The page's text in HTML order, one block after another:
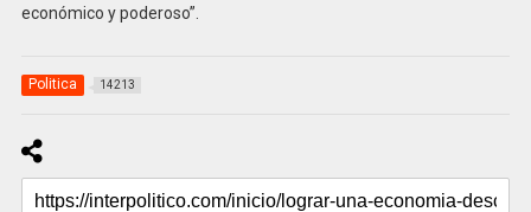
económico y poderoso”.
Politica 14213